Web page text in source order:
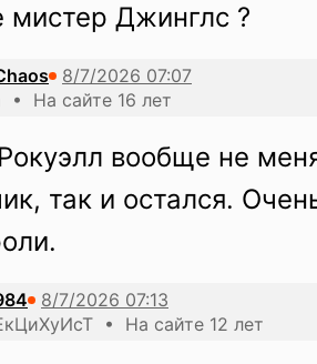
мистер Джинглс ?
• На сайте 16 лет
вообще не
так и остался.
• На сайте 12 лет